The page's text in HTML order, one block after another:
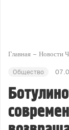
Главная Новости
Общество